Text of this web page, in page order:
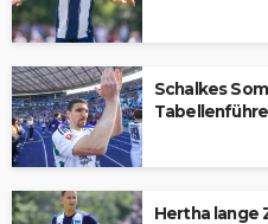
Schalkes
Hertha lange